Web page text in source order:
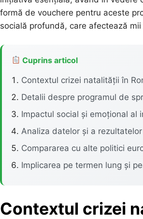
formă de vouchere pentru aceste
socială profundă, care afectează
Cuprins articol
Contextul crizei natalității în
Detalii despre programul de
Impactul social și emoțional al
Analiza datelor și a
Compararea cu alte politici
Implicarea pe termen lung și
Contextul crizei